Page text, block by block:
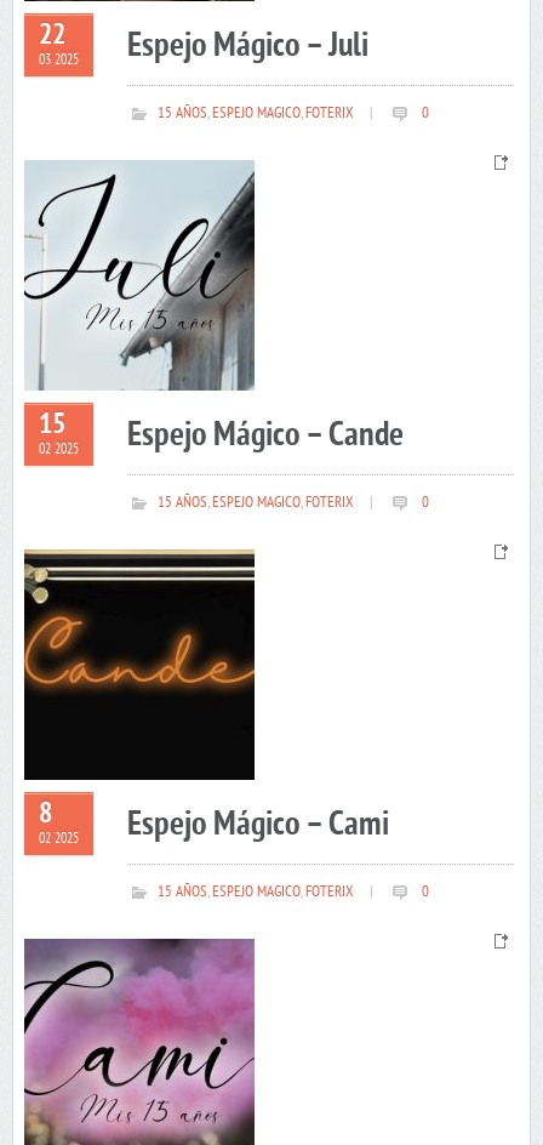
22
03 2025 Espejo Mágico – Juli
15 AÑOS,ESPEJO MAGICO,FOTERIX 0
15
02 2025 Espejo Mágico – Cande
15 AÑOS,ESPEJO MAGICO,FOTERIX 0
8
02 2025 Espejo Mágico – Cami
15 AÑOS,ESPEJO MAGICO,FOTERIX 0